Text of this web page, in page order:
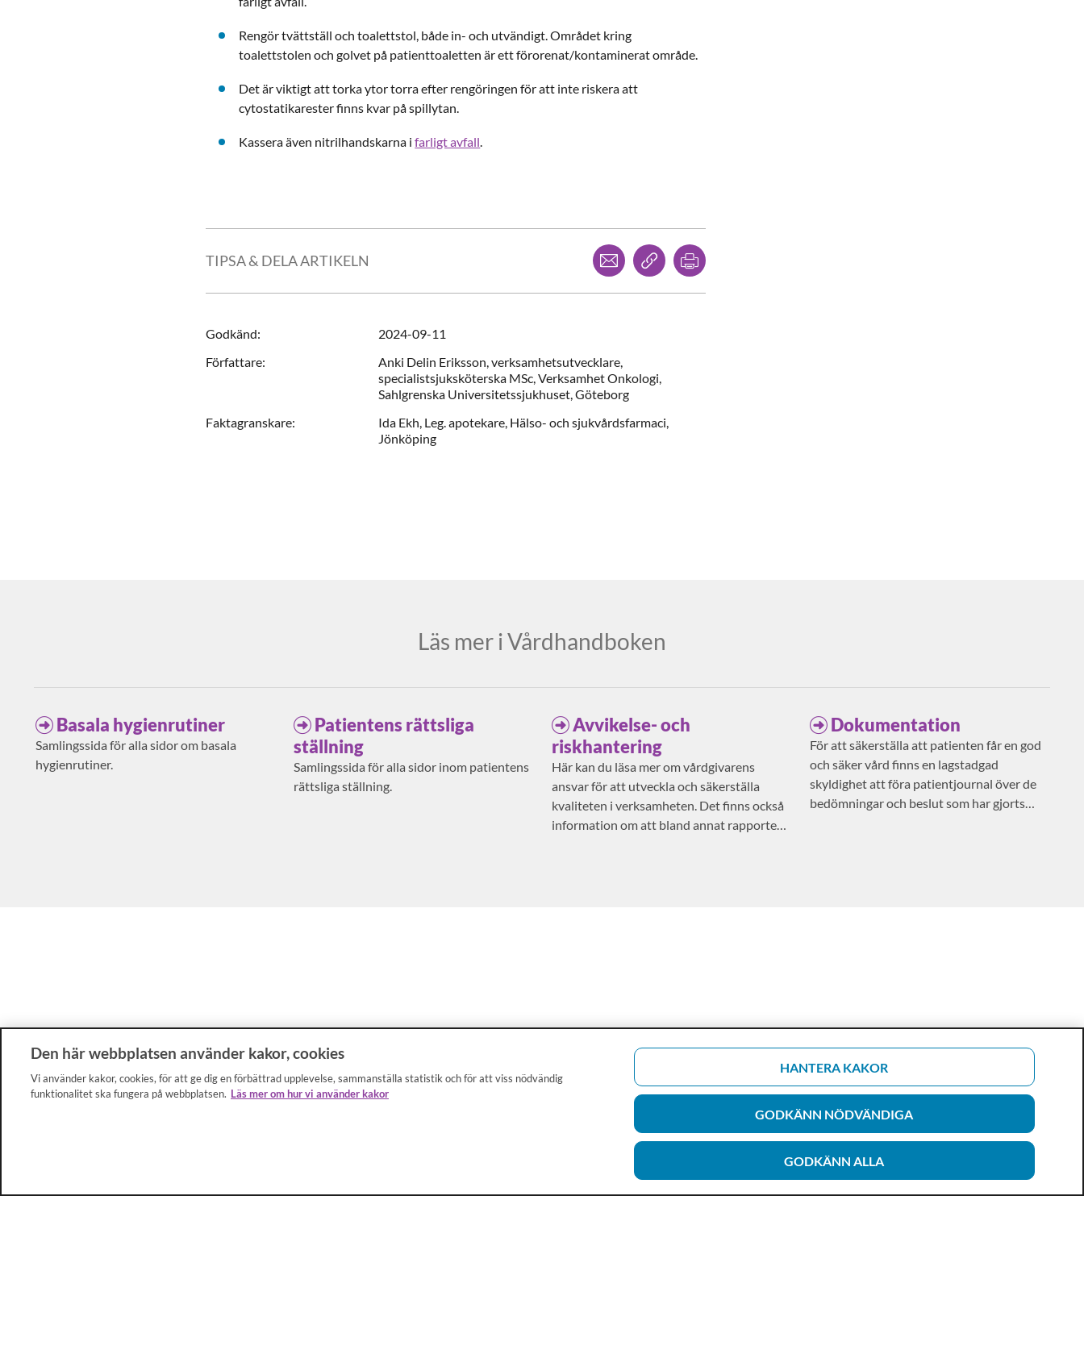
Rengör tvättställ och toalettstol, både in- och utvändigt. Området kring
toalettstolen och golvet på patienttoaletten är ett förorenat/kontaminerat område.
Det är viktigt att torka ytor torra efter rengöringen för att inte riskera att
cytostatikarester finns kvar på spillytan.
Kassera även nitrilhandskarna ifarligt avfall.
TIPSA & DELA ARTIKELN
Dela via mejlKopiera länk
Godkänd:
2024-09-11
Författare: Anki Delin Eriksson,verksamhetsutvecklare,
specialistsjuksköterska MSc,Verksamhet Onkologi,
Sahlgrenska Universitetssjukhuset,Göteborg
Faktagranskare: Ida Ekh, Leg. apotekare, Hälso- och sjukvårdsfarmaci,
Jönköping
Läs mer i Vårdhandboken
Basala hygienrutiner
Samlingssida för alla sidor om basala
hygienrutiner.
Patientens rättsliga
ställning
Samlingssida för alla sidor inom patientens
rättsliga ställning.
Avvikelse- och
riskhantering
Här kan du läsa mer om vårdgivarens
ansvar för att utveckla och säkerställa
kvaliteten i verksamheten. Det finns också
information om att bland annat rapportera
Dokumentation
För att säkerställa att patienten får en god
och säker vård finns en lagstadgad
skyldighet att föra patientjournal över de
bedömningar och beslut som har gjorts
Den här webbplatsen använder kakor, cookies
Vi använder kakor, cookies, för att ge dig en förbättrad upplevelse, sammanställa statistik och för att viss nödvändig
funktionalitet ska fungera på webbplatsen. Läs mer om hur vi använder kakor
HANTERA KAKOR
GODKÄNN NÖDVÄNDIGA
GODKÄNN ALLA